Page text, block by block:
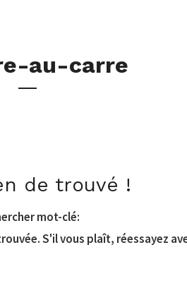
au-carre
de trouvé !
mot-clé:
S'il vous plaît, réessayez